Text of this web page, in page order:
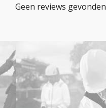
Geen reviews gevonden